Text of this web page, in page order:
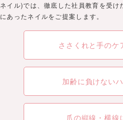
ネイル)では、徹底した社員教育を受け
にあったネイルをご提案します。
ささくれと手のケ
加齢に負けない
爪の縦線・横線